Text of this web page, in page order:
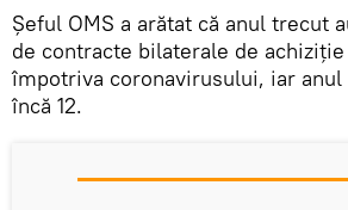
Șeful OMS a arătat că anul trecut
de contracte bilaterale de
împotriva coronavirusului, iar anul
încă 12.